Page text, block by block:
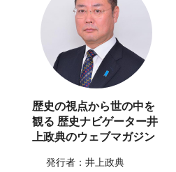
歴史の視点から世の中を
観る 歴史ナビゲーター井
上政典のウェブマガジン
発行者：井上政典